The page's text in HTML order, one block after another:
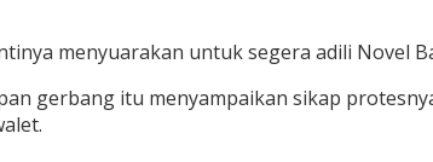
menyuarakan untuk segera adili Novel
gerbang itu menyampaikan sikap